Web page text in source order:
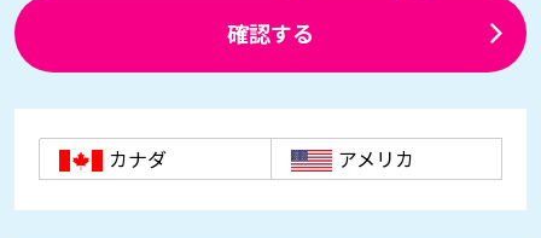
確認する
カナダ アメリカ